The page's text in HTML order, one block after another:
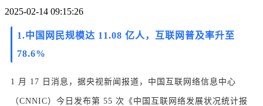
2025-02-14 09:15:26
1.中国网民规模达 11.08 亿人，互联网普及率升至
78.6%
1 月 17 日消息，据央视新闻报道，中国互联网络信息中心
（CNNIC）今日发布第 55 次《中国互联网络发展状况统计报